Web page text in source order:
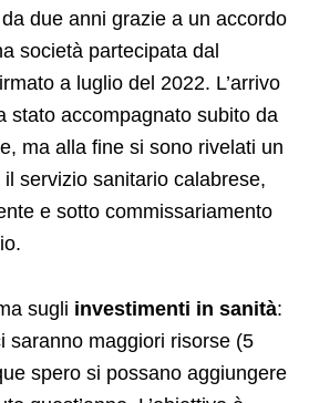
due anni grazie a un accordo
società partecipata dal
a luglio del 2022. L’arrivo
stato accompagnato subito da
ma alla fine si sono rivelati un
servizio sanitario calabrese,
e sotto commissariamento
sugli investimenti in sanità:
saranno maggiori risorse (5
spero si possano aggiungere